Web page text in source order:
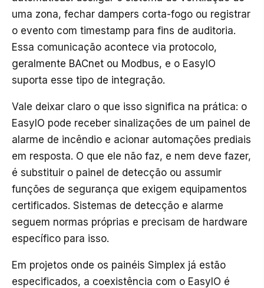
uma zona, fechar dampers corta-fogo ou registrar
o evento com timestamp para fins de auditoria.
Essa comunicação acontece via protocolo,
geralmente BACnet ou Modbus, e o EasyIO
suporta esse tipo de integração.
Vale deixar claro o que isso significa na prática: o
EasyIO pode receber sinalizações de um painel de
alarme de incêndio e acionar automações prediais
em resposta. O que ele não faz, e nem deve fazer,
é substituir o painel de detecção ou assumir
funções de segurança que exigem equipamentos
certificados. Sistemas de detecção e alarme
seguem normas próprias e precisam de hardware
específico para isso.
Em projetos onde os painéis Simplex já estão
especificados, a coexistência com o EasyIO é